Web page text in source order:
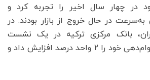
در چهار سال اخیر را تجربه کرد و
به‌سرعت در حال خروج از بازار بودند. در
بانک مرکزی ترکیه در یک نشست
غیرمنتظره نرخ بهره وام‌دهی خود را ۲ واحد درصد افزایش داد و